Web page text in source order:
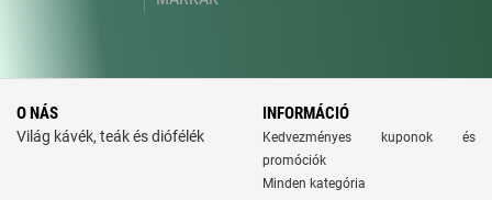
O NÁS
Világ kávék, teák és diófélék
INFORMÁCIÓ
Kedvezményes kuponok és
promóciók
Minden kategória